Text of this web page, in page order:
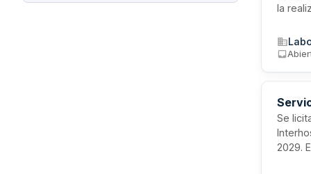
la
del
Se
2029.